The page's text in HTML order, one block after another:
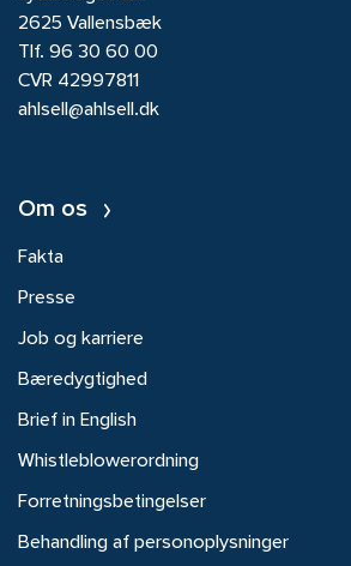
2625 Vallensbæk
Tlf. 96 30 60 00
CVR 42997811
ahlsell@ahlsell.dk
Om os
Fakta
Presse
Job og karriere
Bæredygtighed
Brief in English
Whistleblowerordning
Forretningsbetingelser
Behandling af personoplysninger